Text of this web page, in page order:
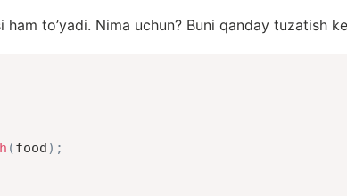
to’yadi. Nima uchun? Buni qanday tuzatish
(food) ;